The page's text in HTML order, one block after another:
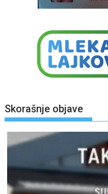
Skorašnje objave